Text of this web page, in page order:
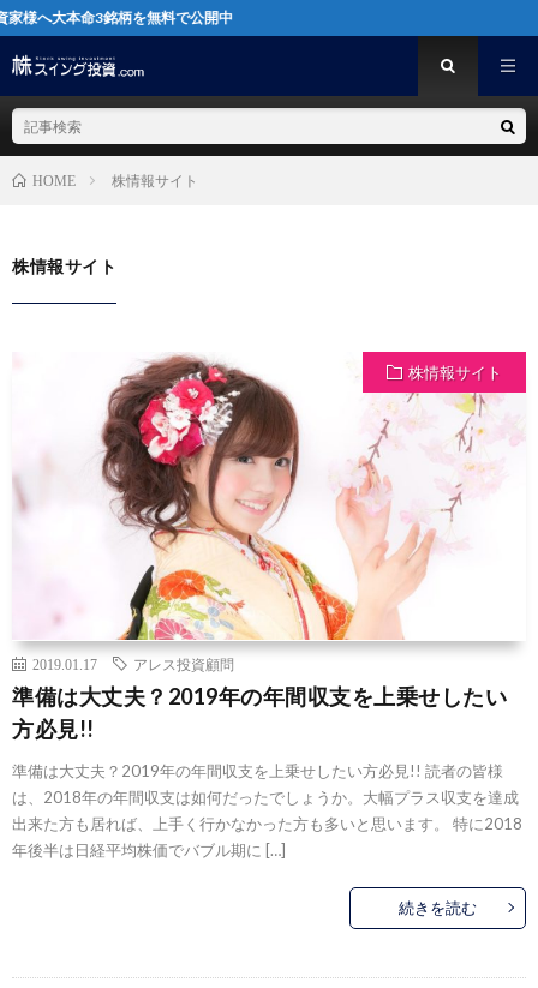
柄を無料で公開中
HOME 株情報サイト
株情報サイト
株情報サイト
2019.01.17 アレス投資顧問
準備は大丈夫？2019年の年間収支を上乗せしたい
方必見!!
準備は大丈夫？2019年の年間収支を上乗せしたい方必見!! 読者の皆様
は、2018年の年間収支は如何だったでしょうか。大幅プラス収支を達成
出来た方も居れば、上手く行かなかった方も多いと思います。 特に2018
年後半は日経平均株価でバブル期に […]
続きを読む